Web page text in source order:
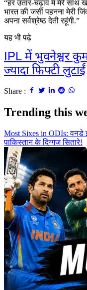
“हर उतार-चढ़ाव में मेरे साथ
भारत की जर्सी पहनना मेरी
अपना सर्वश्रेष्ठ देती रहूंगी.”
यह भी पढ़े
IPL में भुवनेश्वर
ज्यादा फिफ्टी लुटाईं
Share :
Trending this
Most Sixes in ODIs: वनडे
पाकिस्तान के दिग्गज सितारे!